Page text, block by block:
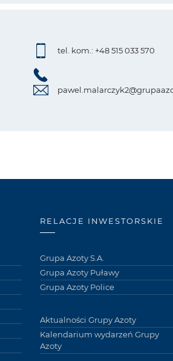
tel. kom.: +48 515 033 570
RELACJE INWESTORSKIE
Grupa Azoty S.A.
Grupa Azoty Puławy
Grupa Azoty Police
Aktualności Grupy Azoty
Kalendarium wydarzeń Grupy
Azoty